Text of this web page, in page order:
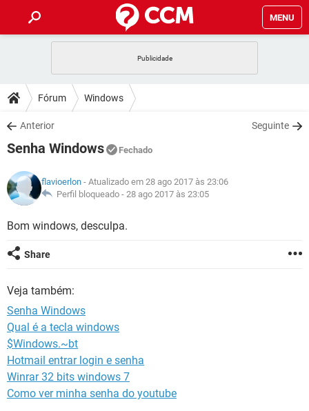
MENU
CELULAR
OUTLOOK
INSTAGRAM
GUIA DE COMPRAS
DICAS
JOGOS
INSTAGRAM GMAIL
GUIA DE COMPRAS
DOWNLOADS
JOGOS
CELULAR
OUTLOOK EXCEL
INSTAGRAM
JOGOS WHATSAPP
CELULAR
OUTLOOK
INSTAGRAM
GLOSSÁRIO
INSTAGRAM
GUIA DE COMPRAS
Fórum Windows
Anterior Seguinte
Senha Windows Fechado
flavioerlon - Atualizado em 28 ago 2017 às 23:06
Perfil bloqueado - 28 ago 2017 às 23:05
Bom windows, desculpa.
Share
Veja também:
Senha Windows
Qual é a tecla windows
$Windows.~bt
Hotmail entrar login e senha
Winrar 32 bits windows 7
Como ver minha senha do youtube